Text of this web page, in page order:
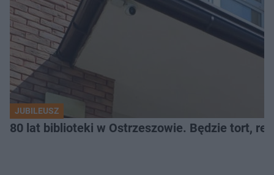
JUBILEUSZ
80 lat biblioteki w Ostrzeszowie. Będzie tort,